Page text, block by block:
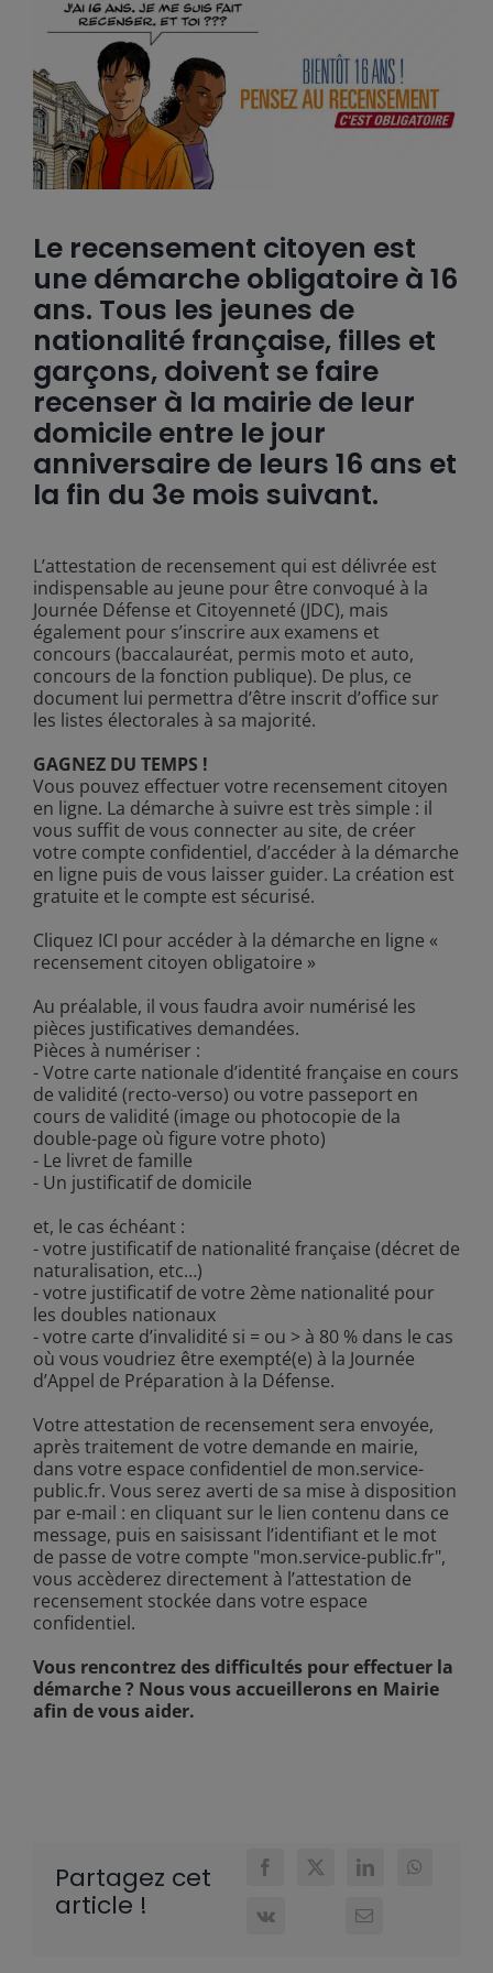
Le recensement citoyen est
une démarche obligatoire à 16
ans. Tous les jeunes de
nationalité française, filles et
garçons, doivent se faire
recenser à la mairie de leur
domicile entre le jour
anniversaire de leurs 16 ans et
la fin du 3e mois suivant.
L’attestation de recensement qui est délivrée est
indispensable au jeune pour être convoqué à la
Journée Défense et Citoyenneté (JDC), mais
également pour s’inscrire aux examens et
concours (baccalauréat, permis moto et auto,
concours de la fonction publique). De plus, ce
document lui permettra d’être inscrit d’office sur
les listes électorales à sa majorité.
GAGNEZ DU TEMPS !
Vous pouvez effectuer votre recensement citoyen
en ligne. La démarche à suivre est très simple : il
vous suffit de vous connecter au site, de créer
votre compte confidentiel, d’accéder à la démarche
en ligne puis de vous laisser guider. La création est
gratuite et le compte est sécurisé.
Cliquez ICI pour accéder à la démarche en ligne «
recensement citoyen obligatoire »
Au préalable, il vous faudra avoir numérisé les
pièces justificatives demandées.
Pièces à numériser :
- Votre carte nationale d’identité française en cours
de validité (recto-verso) ou votre passeport en
cours de validité (image ou photocopie de la
double-page où figure votre photo)
- Le livret de famille
- Un justificatif de domicile
et, le cas échéant :
- votre justificatif de nationalité française (décret de
naturalisation, etc…)
- votre justificatif de votre 2ème nationalité pour
les doubles nationaux
- votre carte d’invalidité si = ou > à 80 % dans le cas
où vous voudriez être exempté(e) à la Journée
d’Appel de Préparation à la Défense.
Votre attestation de recensement sera envoyée,
après traitement de votre demande en mairie,
dans votre espace confidentiel de mon.service-
public.fr. Vous serez averti de sa mise à disposition
par e-mail : en cliquant sur le lien contenu dans ce
message, puis en saisissant l’identifiant et le mot
de passe de votre compte "mon.service-public.fr",
vous accèderez directement à l’attestation de
recensement stockée dans votre espace
confidentiel.
Vous rencontrez des difficultés pour effectuer la
démarche ? Nous vous accueillerons en Mairie
afin de vous aider.
Partagez cet
article !